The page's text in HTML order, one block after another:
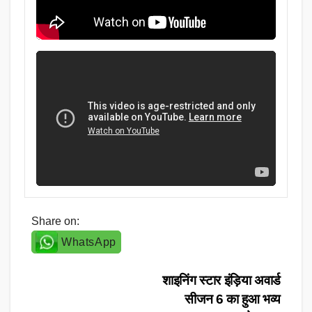
Share on:
WhatsApp
शाइनिंग स्टार इंड़िया अवार्ड
सीजन 6 का हुआ भव्य